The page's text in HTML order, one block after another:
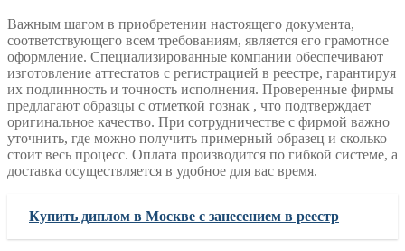
Важным шагом в приобретении настоящего документа,
соответствующего всем требованиям, является его грамотное
оформление. Специализированные компании обеспечивают
изготовление аттестатов с регистрацией в реестре, гарантируя
их подлинность и точность исполнения. Проверенные фирмы
предлагают образцы с отметкой гознак , что подтверждает
оригинальное качество. При сотрудничестве с фирмой важно
уточнить, где можно получить примерный образец и сколько
стоит весь процесс. Оплата производится по гибкой системе, а
доставка осуществляется в удобное для вас время.
Купить диплом в Москве с занесением в реестр